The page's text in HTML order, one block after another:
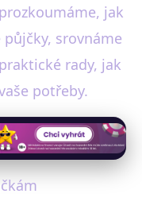
jak
srovnáme
rady, jak
potřeby.